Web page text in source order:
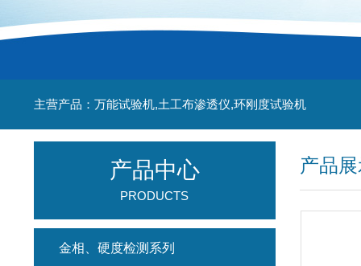
主营产品：万能试验机,土工布渗透仪,环刚度试验机
产品
产品中心
PRODUCTS
金相、硬度检测系列